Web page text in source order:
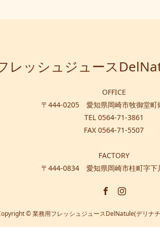
レッシュジュース
OFFICE
〒444-0205 愛知県岡崎市牧御堂町
TEL 0564-71-3861
FAX 0564-71-5507
FACTORY
〒444-0834 愛知県岡崎市柱町字下
© 業務用フレッシュジュースDelNatule(デリナ